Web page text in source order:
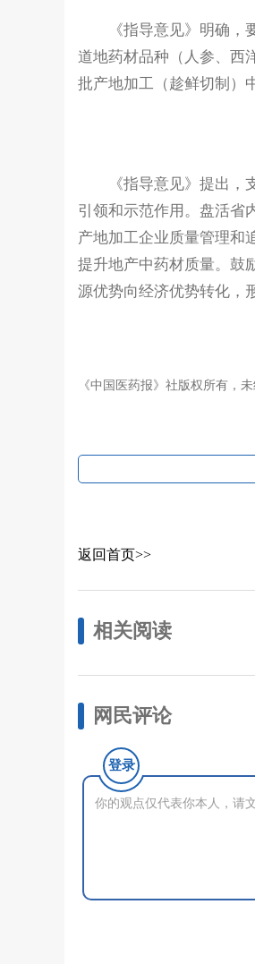
《指导意见》明确，要
道地药材品种（人参、西
批产地加工（趁鲜切制）
《指导意见》提出，支
引领和示范作用。盘活省
产地加工企业质量管理和
提升地产中药材质量。鼓
源优势向经济优势转化，
《中国医药报》社版权所有，
返回首页>>
相关阅读
网民评论
登录